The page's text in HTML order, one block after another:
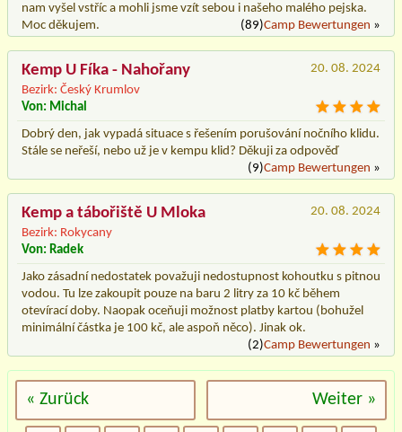
nam vyšel vstříc a mohli jsme vzít sebou i našeho malého pejska.
Moc děkujem.
(89)Camp Bewertungen »
Kemp U Fíka - Nahořany
Bezirk: Český Krumlov
20. 08. 2024
Von: Michal
Dobrý den, jak vypadá situace s řešením porušování nočního klidu.
Stále se neřeší, nebo už je v kempu klid? Děkuji za odpověď
(9)Camp Bewertungen »
Kemp a tábořiště U Mloka
Bezirk: Rokycany
20. 08. 2024
Von: Radek
Jako zásadní nedostatek považuji nedostupnost kohoutku s pitnou
vodou. Tu lze zakoupit pouze na baru 2 litry za 10 kč během
otevírací doby. Naopak oceňuji možnost platby kartou (bohužel
minimální částka je 100 kč, ale aspoň něco). Jinak ok.
(2)Camp Bewertungen »
« Zurück Weiter »